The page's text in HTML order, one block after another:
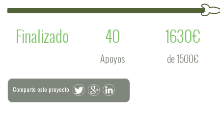
Finalizado
40
Apoyos
1630€
de 1500€
Comparte este proyecto